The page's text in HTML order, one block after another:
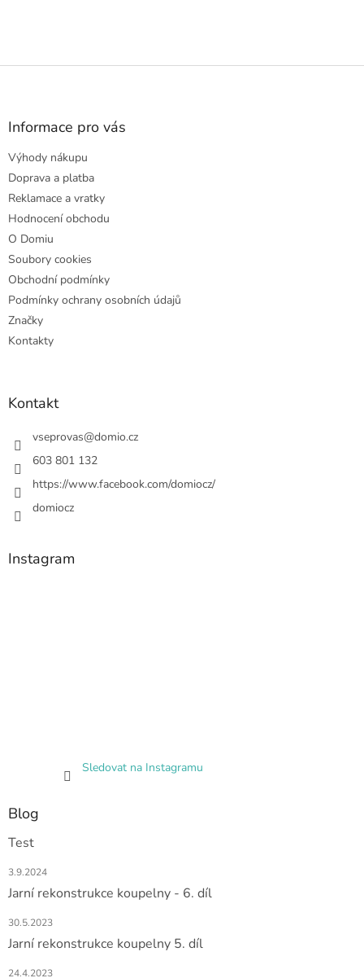
Z
Informace pro vás
Výhody nákupu
Doprava a platba
Reklamace a vratky
Hodnocení obchodu
O Domiu
Soubory cookies
Obchodní podmínky
Podmínky ochrany osobních údajů
Značky
Kontakty
Kontakt
vseprovas@domio.cz
603 801 132
https://www.facebook.com/domiocz/
domiocz
Instagram
Sledovat na Instagramu
Blog
Test
3.9.2024
Jarní rekonstrukce koupelny - 6. díl
30.5.2023
Jarní rekonstrukce koupelny 5. díl
24.4.2023